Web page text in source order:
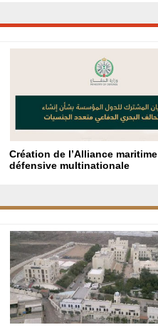
Création de l’Alliance maritime
défensive multinationale